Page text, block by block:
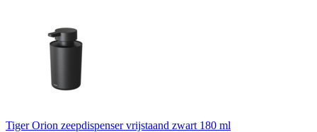
Tiger Orion zeepdispenser vrijstaand zwart 180 ml